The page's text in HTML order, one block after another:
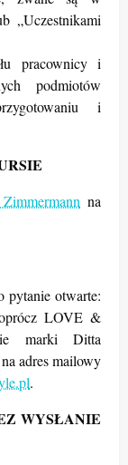
„Uczestnikami
pracownicy i
podmiotów
i
na
pytanie otwarte:
LOVE &
marki Ditta
adres mailowy
.
WYSŁANIE